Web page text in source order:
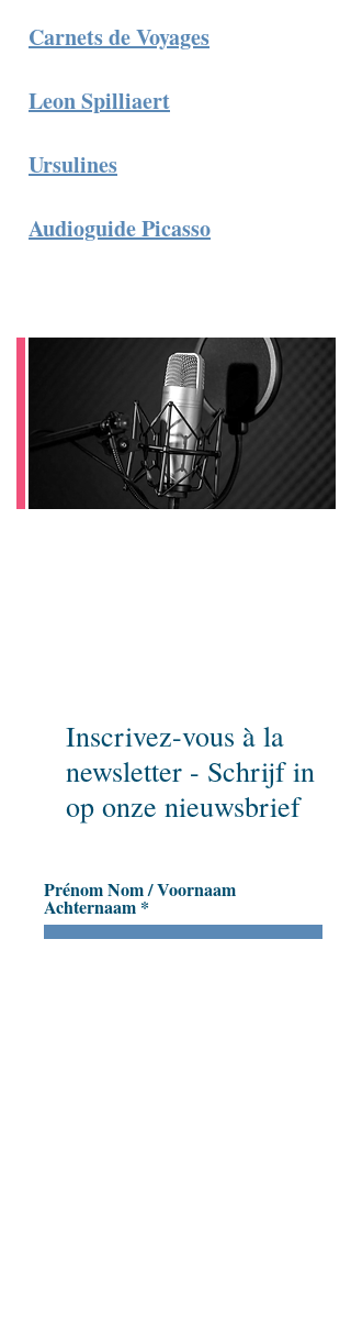
​Carnets de Voyages
Leon Spilliaert
Ursulines
Audioguide Picasso
Inscrivez-vous à la
newsletter - Schrijf in
op onze nieuwsbrief
Prénom Nom / Voornaam
Achternaam